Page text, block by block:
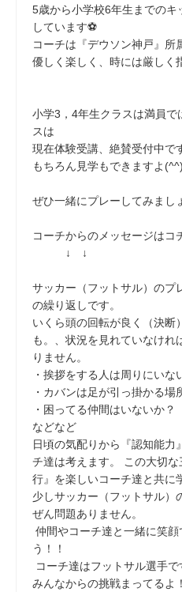
5歳から小学校6年生までの
しています⚽
コーチは『デウソン神戸』所
優しく楽しく、時には厳しく
小学3，4年生クラスは満員で
スは
現在体験受講、絶賛受付中で
もちろん見学もできますよ(^^)
ぜひ一緒にプレーしてみまし
コーチからのメッセージはコ
↓ ↓
サッカー（フットサル）のプ
の繰り返しです。
いくら頭の回転が良く（決断
も。、状況を見れていなけれ
りません。
・挨拶をする人は周りにいな
・カバンは足が引っ掛かる場
・困ってる仲間はいないか？
などなど
日頃の気配りから『認知能力
チ達は考えます。 この大切
行』を楽しいコーチ達と共に
少しサッカー（フットサル）
ぜん問題ありません。
仲間やコーチ達と一緒に笑
う！！
コーチ達はフットサル選手で
みんなからの挑戦まってるよ